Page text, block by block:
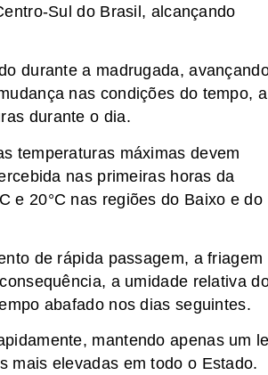
Sul do Brasil, alcançando
durante a madrugada,
nas condições do tempo, a
durante o dia.
temperaturas máximas devem
nas primeiras horas da
e 20°C nas regiões do Baixo e do
de rápida passagem, a friagem
a umidade relativa
abafado nos dias seguintes.
mantendo apenas um
mais elevadas em todo o Estado.